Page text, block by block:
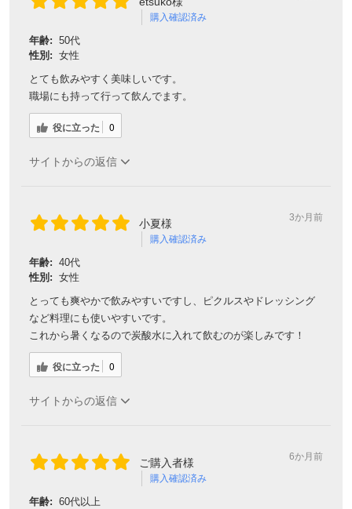
購入確認済み
年齢: 50代
性別: 女性
とても飲みやすく美味しいです。
職場にも持って行って飲んでます。
役に立った 0
サイトからの返信
小夏様
購入確認済み
3か月前
年齢: 40代
性別: 女性
とっても爽やかで飲みやすいですし、ピクルスやドレッシング
など料理にも使いやすいです。
これから暑くなるので炭酸水に入れて飲むのが楽しみです！
役に立った 0
サイトからの返信
ご購入者様
購入確認済み
6か月前
年齢: 60代以上